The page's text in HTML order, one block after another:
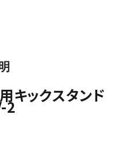
キックスタンド
2